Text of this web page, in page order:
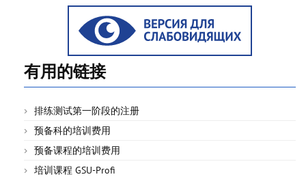
有用的链接
排练测试第一阶段的注册
预备科的培训费用
预备课程的培训费用
培训课程 GSU-Profi